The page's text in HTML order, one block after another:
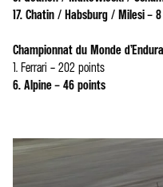
17. Chatin / Habsburg / Milesi –
Championnat du Monde
1. Ferrari – 202 points
6. Alpine – 46 points